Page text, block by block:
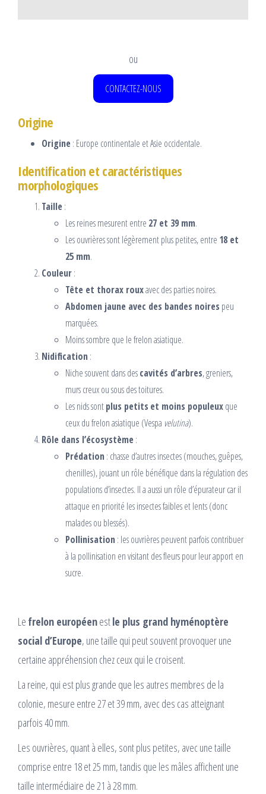
ou
CONTACTEZ-NOUS
Origine
Origine : Europe continentale et Asie occidentale.
Identification et caractéristiques
morphologiques
Taille :
Les reines mesurent entre 27 et 39 mm.
Les ouvrières sont légèrement plus petites, entre 18 et
25 mm.
Couleur:
Tête et thorax rouxavec des parties noires.
Abdomen jaune avec des bandes noires peu
marquées.
Moins sombre que le frelon asiatique.
Nidification :
Niche souvent dans descavités d’arbres, greniers,
murs creux ou sous des toitures.
Les nids sontplus petits et moins populeuxque
ceux du frelon asiatique (Vespa velutina).
Rôle dans l’écosystème :
Prédation : chasse d’autres insectes (mouches, guêpes,
chenilles), jouant un rôle bénéfique dans la régulation des
populations d’insectes. Il a aussi un rôle d’épurateur car il
attaque en priorité les insectes faibles et lents (donc
malades ou blessés).
Pollinisation : les ouvrières peuvent parfois contribuer
à la pollinisation en visitant des fleurs pour leur apport en
sucre.
Le frelon européenestle plus grand hyménoptère
social d’Europe, une taille qui peut souvent provoquer une
certaine appréhension chez ceux qui le croisent.
La reine, qui est plus grande que les autres membres de la
colonie, mesure entre 27 et 39 mm, avec des cas atteignant
parfois 40 mm.
Les ouvrières, quant à elles, sont plus petites, avec une taille
comprise entre 18 et 25 mm, tandis que les mâles affichent une
taille intermédiaire de 21 à 28 mm.